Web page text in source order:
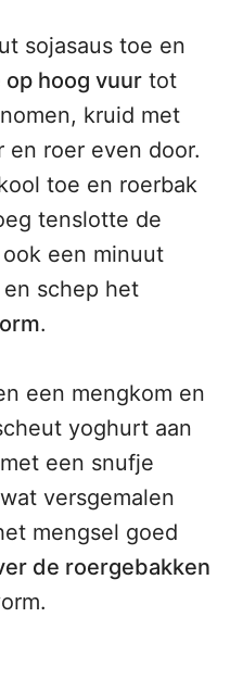
sojasaus toe en
hoog vuur tot
kruid met
roer even door.
toe en roerbak
tenslotte de
een minuut
schep het
.
een mengkom en
yoghurt aan
met een snufje
versgemalen
mengsel goed
de roergebakken